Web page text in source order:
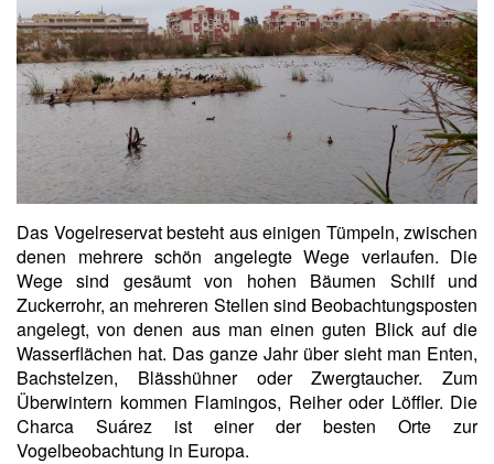
Das Vogelreservat besteht aus einigen Tümpeln, zwischen
denen mehrere schön angelegte Wege verlaufen. Die
Wege sind gesäumt von hohen Bäumen Schilf und
Zuckerrohr, an mehreren Stellen sind Beobachtungsposten
angelegt, von denen aus man einen guten Blick auf die
Wasserflächen hat. Das ganze Jahr über sieht man Enten,
Bachstelzen, Blässhühner oder Zwergtaucher. Zum
Überwintern kommen Flamingos, Reiher oder Löffler. Die
Charca Suárez ist einer der besten Orte zur
Vogelbeobachtung in Europa.